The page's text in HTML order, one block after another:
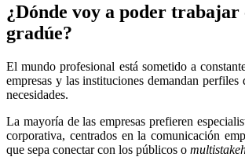
¿Dónde voy a poder trabajar
gradúe?
El mundo profesional está sometido a
empresas y las instituciones demandan perfiles
necesidades.
La mayoría de las empresas prefieren
corporativa, centrados en la comunicación
que sepa conectar con los públicos o